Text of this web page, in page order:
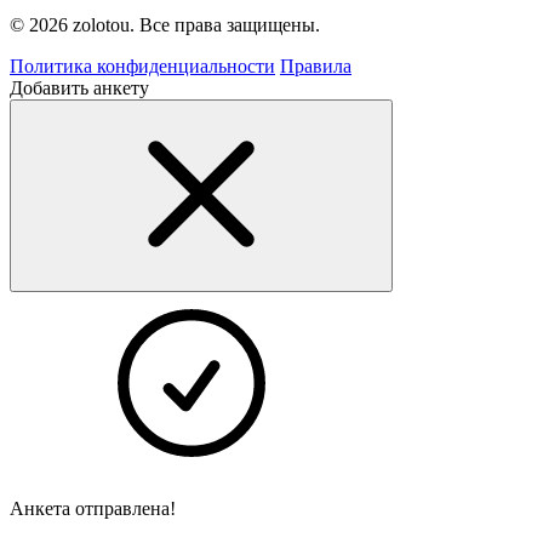
© 2026 zolotou. Все права защищены.
Политика конфиденциальности Правила
Добавить анкету
Анкета отправлена!